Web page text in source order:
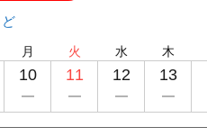
月
10
火
11
水
12
木
13